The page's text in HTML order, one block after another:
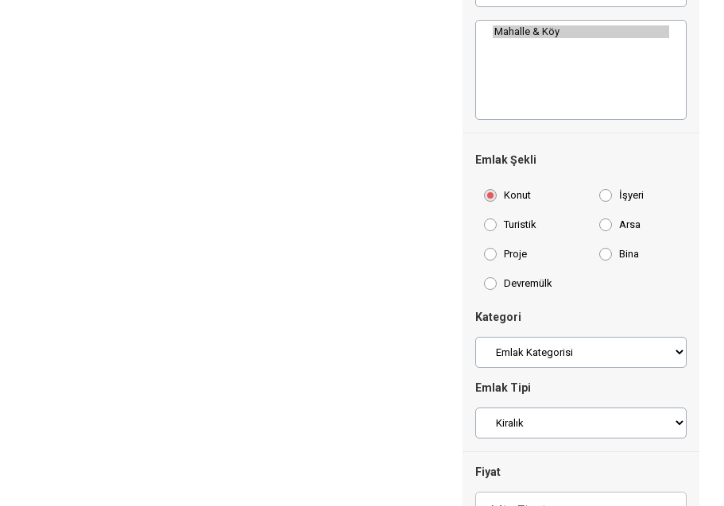
Emlak Şekli
Konut İşyeri
Turistik Arsa
Proje Bina
Devremülk
Kategori
Emlak Tipi
Fiyat